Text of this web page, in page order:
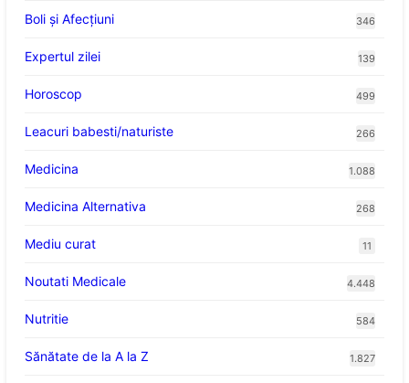
Boli și Afecțiuni 346
Expertul zilei 139
Horoscop 499
Leacuri babesti/naturiste 266
Medicina 1.088
Medicina Alternativa 268
Mediu curat 11
Noutati Medicale 4.448
Nutritie 584
Sănătate de la A la Z 1.827